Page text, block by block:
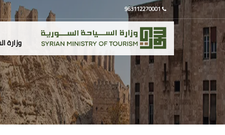
963112270001
وزارة